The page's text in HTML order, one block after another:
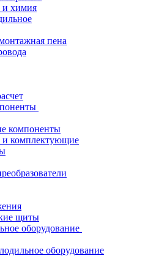
и химия
пена
компоненты
и комплектующие
щиты
оборудование
оборудование